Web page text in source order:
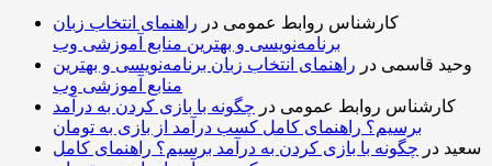
کارشناس روابط عمومی در راهنمای انتخاب زبان
برنامه‌نویسی و بهترین منابع آموزشی وب
وحید قاسمی در راهنمای انتخاب زبان برنامه‌نویسی و بهترین
منابع آموزشی وب
کارشناس روابط عمومی در چگونه با بازی کردن به درآمد
برسیم؟ راهنمای کامل کسب درآمد از بازی به تومان
سعید در چگونه با بازی کردن به درآمد برسیم؟ راهنمای کامل